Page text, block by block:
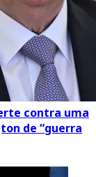
contra uma
de “guerra